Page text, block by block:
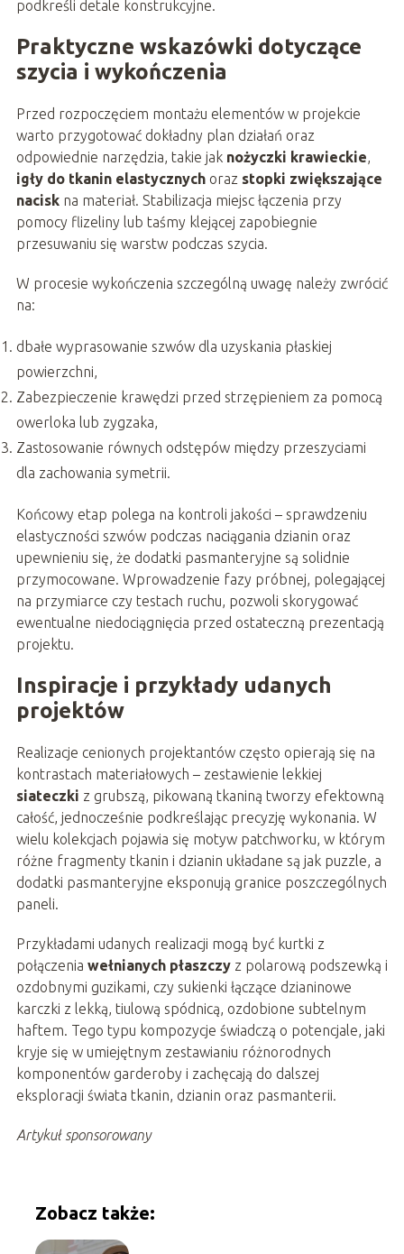
podkreśli detale konstrukcyjne.
Praktyczne wskazówki dotyczące
szycia i wykończenia
Przed rozpoczęciem montażu elementów w projekcie
warto przygotować dokładny plan działań oraz
odpowiednie narzędzia, takie jak nożyczki krawieckie,
igły do tkanin elastycznychoraz stopki zwiększające
naciskna materiał. Stabilizacja miejsc łączenia przy
pomocy flizeliny lub taśmy klejącej zapobiegnie
przesuwaniu się warstw podczas szycia.
W procesie wykończenia szczególną uwagę należy zwrócić
na:
dbałe wyprasowanie szwów dla uzyskania płaskiej
powierzchni,
Zabezpieczenie krawędzi przed strzępieniem za pomocą
owerloka lub zygzaka,
Zastosowanie równych odstępów między przeszyciami
dla zachowania symetrii.
Końcowy etap polega na kontroli jakości – sprawdzeniu
elastyczności szwów podczas naciągania dzianin oraz
upewnieniu się, że dodatki pasmanteryjne są solidnie
przymocowane. Wprowadzenie fazy próbnej, polegającej
na przymiarce czy testach ruchu, pozwoli skorygować
ewentualne niedociągnięcia przed ostateczną prezentacją
projektu.
Inspiracje i przykłady udanych
projektów
Realizacje cenionych projektantów często opierają się na
kontrastach materiałowych – zestawienie lekkiej
siateczki z grubszą, pikowaną tkaniną tworzy efektowną
całość, jednocześnie podkreślając precyzję wykonania. W
wielu kolekcjach pojawia się motyw patchworku, w którym
różne fragmenty tkanin i dzianin układane są jak puzzle, a
dodatki pasmanteryjne eksponują granice poszczególnych
paneli.
Przykładami udanych realizacji mogą być kurtki z
połączenia wełnianych płaszczyz polarową podszewką i
ozdobnymi guzikami, czy sukienki łączące dzianinowe
karczki z lekką, tiulową spódnicą, ozdobione subtelnym
haftem. Tego typu kompozycje świadczą o potencjale, jaki
kryje się w umiejętnym zestawianiu różnorodnych
komponentów garderoby i zachęcają do dalszej
eksploracji świata tkanin, dzianin oraz pasmanterii.
Artykuł sponsorowany
Zobacz także: